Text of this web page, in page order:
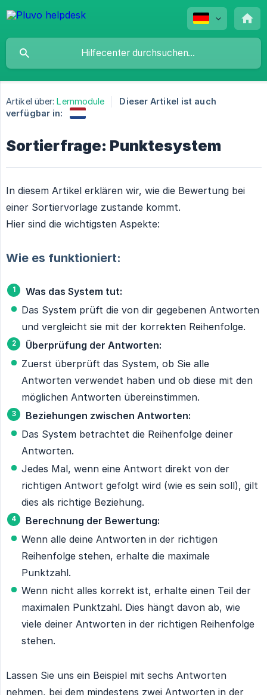
Artikel über: Lernmodule
Dieser Artikel ist auch
verfügbar in:
Sortierfrage: Punktesystem
In diesem Artikel erklären wir, wie die Bewertung bei
einer Sortiervorlage zustande kommt.
Hier sind die wichtigsten Aspekte:
Wie es funktioniert:
Was das System tut:
Das System prüft die von dir gegebenen Antworten
und vergleicht sie mit der korrekten Reihenfolge.
Überprüfung der Antworten:
Zuerst überprüft das System, ob Sie alle
Antworten verwendet haben und ob diese mit den
möglichen Antworten übereinstimmen.
Beziehungen zwischen Antworten:
Das System betrachtet die Reihenfolge deiner
Antworten.
Jedes Mal, wenn eine Antwort direkt von der
richtigen Antwort gefolgt wird (wie es sein soll), gilt
dies als richtige Beziehung.
Berechnung der Bewertung:
Wenn alle deine Antworten in der richtigen
Reihenfolge stehen, erhalte die maximale
Punktzahl.
Wenn nicht alles korrekt ist, erhalte einen Teil der
maximalen Punktzahl. Dies hängt davon ab, wie
viele deiner Antworten in der richtigen Reihenfolge
stehen.
Lassen Sie uns ein Beispiel mit sechs Antworten
nehmen, bei dem mindestens zwei Antworten in der